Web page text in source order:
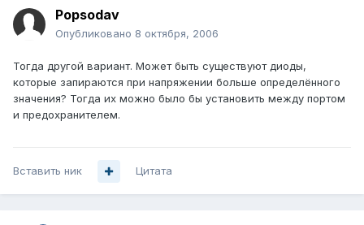
Popsodav
Опубликовано 8 октября, 2006
Тогда другой вариант. Может быть существуют диоды,
которые запираются при напряжении больше определённого
значения? Тогда их можно было бы установить между портом
и предохранителем.
Вставить ник Цитата